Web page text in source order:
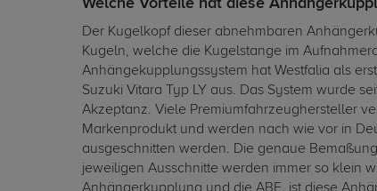
Welche Vorteile hat diese
Der Kugelkopf dieser abnehmbaren
Kugeln, welche die Kugelstange im
Anhängekupplungssystem hat Westfalia als
Suzuki Vitara Typ LY aus. Das System wurde
Akzeptanz. Viele Premiumfahrzeughersteller
Markenprodukt und werden nach wie vor in
ausgeschnitten werden. Die genaue
jeweiligen Ausschnitte werden immer so klein